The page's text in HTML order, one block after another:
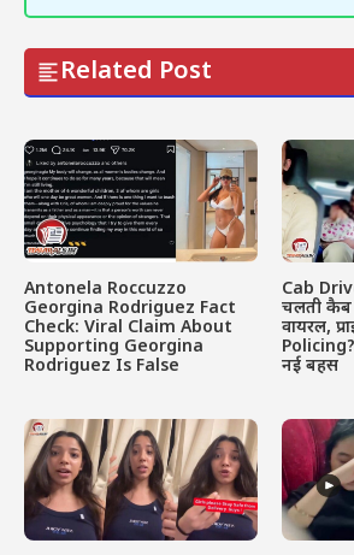
Related Post
Antonela Roccuzzo
Georgina Rodriguez Fact
Check: Viral Claim About
Supporting Georgina
Rodriguez Is False
Cab
चलती कैब
वायरल,
नई बहस